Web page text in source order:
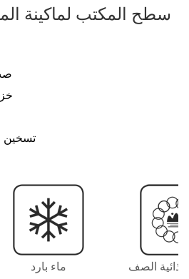
سطح المكتب لماكينة
·
·
·تسخين
ماء بارد الصف